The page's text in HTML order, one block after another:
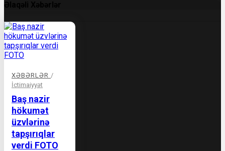
Əlaqəli Xəbərlər
XƏBƏRLƏR /
İctimaiyyət
Baş nazir
hökumət
üzvlərinə
tapşırıqlar
verdi FOTO